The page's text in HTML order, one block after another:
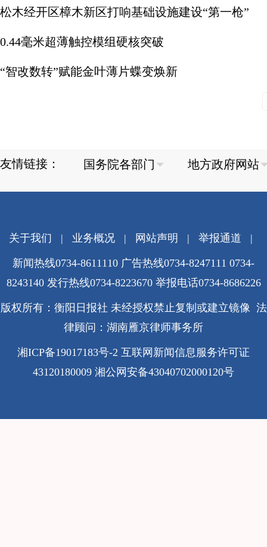
松木经开区樟木新区打响基础设施建设“第一枪”
0.44毫米超薄触控模组硬核突破
“智改数转”赋能金叶薄片蝶变焕新
友情链接：
关于我们 | 业务概况| 网站声明 | 举报通道 |
新闻热线0734-8611110 广告热线0734-8247111 0734-
8243140 发行热线0734-8223670 举报电话0734-8686226
版权所有：衡阳日报社 未经授权禁止复制或建立镜像 法
律顾问：湖南雁京律师事务所
湘ICP备19017183号-2 互联网新闻信息服务许可证
43120180009 湘公网安备43040702000120号